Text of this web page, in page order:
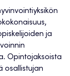
ja
Opintojaksoista
osallistujan